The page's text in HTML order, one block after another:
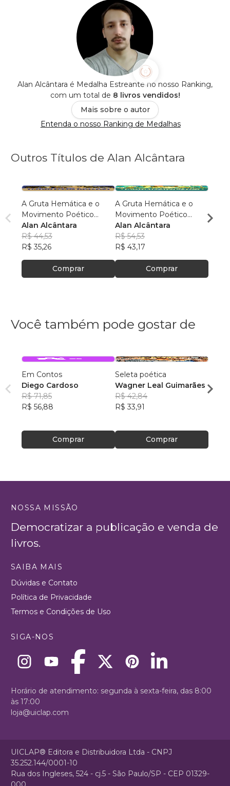
Alan Alcântara é Medalha Estreante no nosso Ranking,
com um total de 8 livros vendidos!
Mais sobre o autor
Entenda o nosso Ranking de Medalhas
Outros Títulos de Alan Alcântara
A Gruta Hemática e o
Movimento Poético
Sublevarista — Terceira
parte
Alan Alcântara
R$ 44,53
R$ 35,26
Comprar
A Gruta Hemática e o
Movimento Poético
Sublevarista — Segunda
parte
Alan Alcântara
R$ 54,53
R$ 43,17
Comprar
Alan
Você também pode gostar de
Em Contos
Diego Cardoso
R$ 71,85
R$ 56,88
Comprar
Seleta poética
Wagner Leal Guimarães
R$ 42,84
R$ 33,91
Comprar
ainda
Carla
NOSSA MISSÃO
Democratizar a publicação e venda de
livros.
SAIBA MAIS
Dúvidas e Contato
Política de Privacidade
Termos e Condições de Uso
SIGA-NOS
Horário de atendimento: segunda à sexta-feira, das 8:00
às 17:00
loja@uiclap.com
UICLAP® Editora e Distribuidora Ltda - CNPJ
35.252.144/0001-10
Rua dos Ingleses, 524 - cj.5 - São Paulo/SP - CEP 01329-